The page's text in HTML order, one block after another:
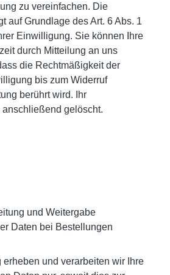
zu vereinfachen. Die
auf Grundlage des Art. 6 Abs. 1
Einwilligung. Sie können Ihre
durch Mitteilung an uns
die Rechtmäßigkeit der
bis zum Widerruf
berührt wird. Ihr
gelöscht.
und Weitergabe
Daten bei Bestellungen
erheben und verarbeiten wir Ihre